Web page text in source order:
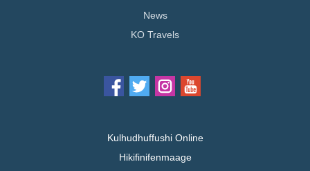
News
KO Travels
Kulhudhuffushi Online
Hikifinifenmaage